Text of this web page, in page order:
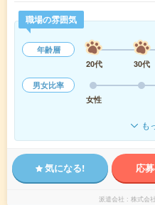
職場の雰囲気
年齢層
20代
30代
男女比率
女性
も
気になる! 応
派遣会社 株式会